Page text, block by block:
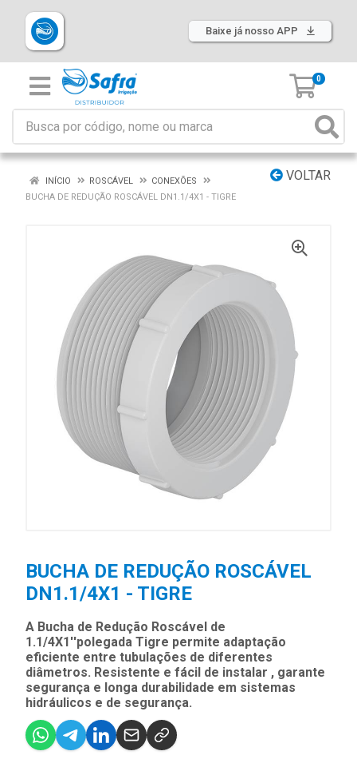
Baixe já nosso APP
0
VOLTAR
INÍCIO ROSCÁVEL
CONEXÕES
BUCHA DE REDUÇÃO ROSCÁVEL DN1.1/4X1 - TIGRE
BUCHA DE REDUÇÃO ROSCÁVEL
DN1.1/4X1 - TIGRE
A Bucha de Redução Roscável de
1.1/4X1''polegada Tigre permite adaptação
eficiente entre tubulações de diferentes
diâmetros. Resistente e fácil de instalar , garante
segurança e longa durabilidade em sistemas
hidráulicos e de segurança.